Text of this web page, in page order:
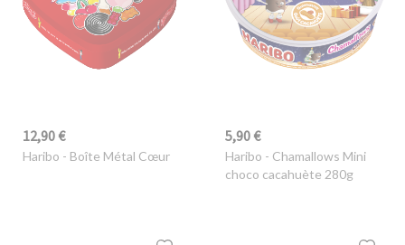
12,90 €
Haribo - Boîte Métal Cœur
5,90 €
Haribo - Chamallows Mini
choco cacahuète 280g